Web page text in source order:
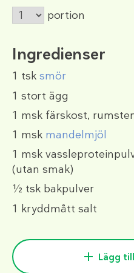
portion
Ingredienser
1 tsk smör
1 stort ägg
1 msk färskost,
1 msk mandelmjöl
1 msk
(utan smak)
½ tsk bakpulver
1 kryddmått salt
Lägg